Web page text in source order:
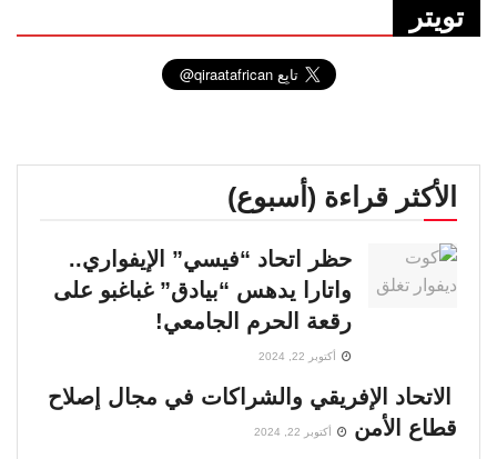
تويتر
الأكثر قراءة (أسبوع)
حظر اتحاد “فيسي” الإيفواري..
واتارا يدهس “بيادق” غباغبو على
رقعة الحرم الجامعي!
أكتوبر 22, 2024
الاتحاد الإفريقي والشراكات في مجال إصلاح
قطاع الأمن
أكتوبر 22, 2024